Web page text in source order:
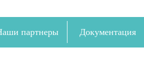
партнеры Документация